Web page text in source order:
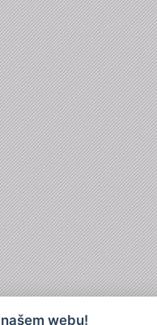
webu!